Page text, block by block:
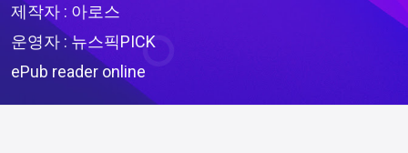
제작자 : 아로스
운영자 : 뉴스픽PICK
ePub reader online